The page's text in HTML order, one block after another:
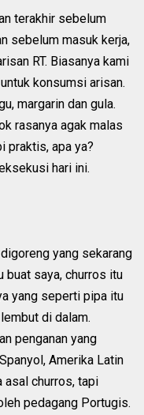
terakhir sebelum
sebelum masuk kerja,
RT. Biasanya kami
konsumsi arisan.
margarin dan gula.
rasanya agak malas
praktis, apa ya?
hari ini.
yang sekarang
buat saya, churros itu
yang seperti pipa itu
di dalam.
penganan yang
Amerika Latin
asal churros, tapi
pedagang Portugis.